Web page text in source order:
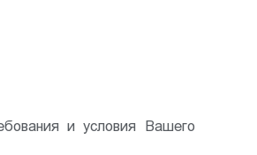
и условия Вашего